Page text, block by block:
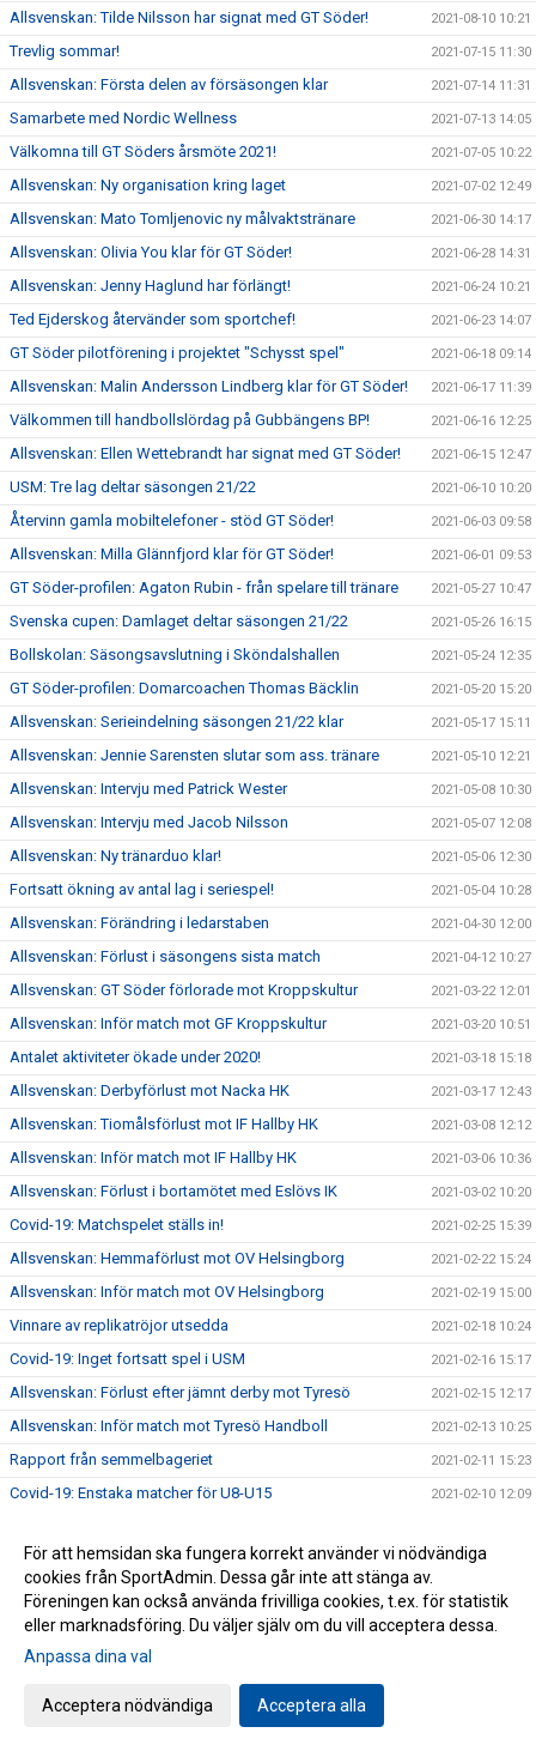
Allsvenskan: Tilde Nilsson har signat med GT Söder! 2021-08-10 10:21
Trevlig sommar! 2021-07-15 11:30
Allsvenskan: Första delen av försäsongen klar 2021-07-14 11:31
Samarbete med Nordic Wellness 2021-07-13 14:05
Välkomna till GT Söders årsmöte 2021! 2021-07-05 10:22
Allsvenskan: Ny organisation kring laget 2021-07-02 12:49
Allsvenskan: Mato Tomljenovic ny målvaktstränare 2021-06-30 14:17
Allsvenskan: Olivia You klar för GT Söder! 2021-06-28 14:31
Allsvenskan: Jenny Haglund har förlängt! 2021-06-24 10:21
Ted Ejderskog återvänder som sportchef! 2021-06-23 14:07
GT Söder pilotförening i projektet "Schysst spel" 2021-06-18 09:14
Allsvenskan: Malin Andersson Lindberg klar för GT Söder! 2021-06-17 11:39
Välkommen till handbollslördag på Gubbängens BP! 2021-06-16 12:25
Allsvenskan: Ellen Wettebrandt har signat med GT Söder! 2021-06-15 12:47
USM: Tre lag deltar säsongen 21/22 2021-06-10 10:20
Återvinn gamla mobiltelefoner - stöd GT Söder! 2021-06-03 09:58
Allsvenskan: Milla Glännfjord klar för GT Söder! 2021-06-01 09:53
GT Söder-profilen: Agaton Rubin - från spelare till tränare 2021-05-27 10:47
Svenska cupen: Damlaget deltar säsongen 21/22 2021-05-26 16:15
Bollskolan: Säsongsavslutning i Sköndalshallen 2021-05-24 12:35
GT Söder-profilen: Domarcoachen Thomas Bäcklin 2021-05-20 15:20
Allsvenskan: Serieindelning säsongen 21/22 klar 2021-05-17 15:11
Allsvenskan: Jennie Sarensten slutar som ass. tränare 2021-05-10 12:21
Allsvenskan: Intervju med Patrick Wester 2021-05-08 10:30
Allsvenskan: Intervju med Jacob Nilsson 2021-05-07 12:08
Allsvenskan: Ny tränarduo klar! 2021-05-06 12:30
Fortsatt ökning av antal lag i seriespel! 2021-05-04 10:28
Allsvenskan: Förändring i ledarstaben 2021-04-30 12:00
Allsvenskan: Förlust i säsongens sista match 2021-04-12 10:27
Allsvenskan: GT Söder förlorade mot Kroppskultur 2021-03-22 12:01
Allsvenskan: Inför match mot GF Kroppskultur 2021-03-20 10:51
Antalet aktiviteter ökade under 2020! 2021-03-18 15:18
Allsvenskan: Derbyförlust mot Nacka HK 2021-03-17 12:43
Allsvenskan: Tiomålsförlust mot IF Hallby HK 2021-03-08 12:12
Allsvenskan: Inför match mot IF Hallby HK 2021-03-06 10:36
Allsvenskan: Förlust i bortamötet med Eslövs IK 2021-03-02 10:20
Covid-19: Matchspelet ställs in! 2021-02-25 15:39
Allsvenskan: Hemmaförlust mot OV Helsingborg 2021-02-22 15:24
Allsvenskan: Inför match mot OV Helsingborg 2021-02-19 15:00
Vinnare av replikatröjor utsedda 2021-02-18 10:24
Covid-19: Inget fortsatt spel i USM 2021-02-16 15:17
Allsvenskan: Förlust efter jämnt derby mot Tyresö 2021-02-15 12:17
Allsvenskan: Inför match mot Tyresö Handboll 2021-02-13 10:25
Rapport från semmelbageriet 2021-02-11 15:23
Covid-19: Enstaka matcher för U8-U15 2021-02-10 12:09
Allsvenskan: Inför match mot Eskilstuna Guif 2021-02-06 10:50
Köp fiktiva semlor och stöd GT Söder! 2021-02-03 12:23
Allsvenskan: Förlust mot serieledaren Kärra HF 2021-02-02 12:08
Allsvenskan: Inför match mot Kärra HF
Allsvenskan: Bortaförlust mot Kroppskultur
För att hemsidan ska fungera korrekt använder vi nödvändiga
cookies från SportAdmin. Dessa går inte att stänga av.
Föreningen kan också använda frivilliga cookies, t.ex. för statistik
eller marknadsföring. Du väljer själv om du vill acceptera dessa.
Anpassa dina val
Acceptera nödvändiga Acceptera alla